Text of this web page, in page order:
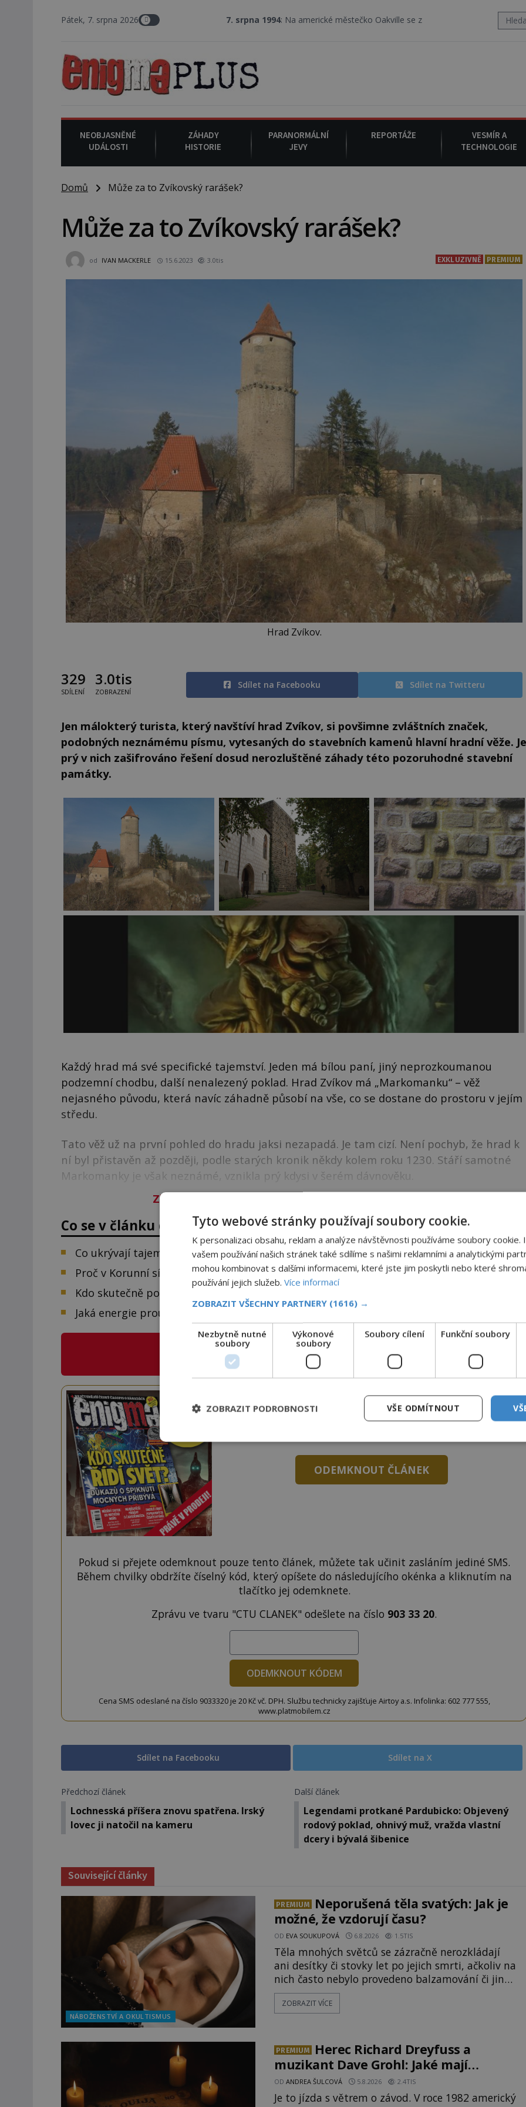
Pátek, 7. srpna 2026 7. srpna 1994: Na americké městečko Oakville se z nebe snáší podivná rosolovitá látka
NEOBJASNĚNÉ
UDÁLOSTI
ZÁHADY
HISTORIE
PARANORMÁLNÍ
JEVY
REPORTÁŽE
VESMÍR A
TECHNOLOGIE
Domů Může za to Zvíkovský rarášek?
Může za to Zvíkovský rarášek?
od IVAN MACKERLE 15.6.2023 3.0tis EXKLUZIVNĚ PREMIUM
Hrad Zvíkov.
329
SDÍLENÍ
3.0tis
ZOBRAZENÍ
Sdílet na Facebooku Sdílet na Twitteru
Jen málokterý turista, který navštíví hrad Zvíkov, si povšimne zvláštních značek,
podobných neznámému písmu, vytesaných do stavebních kamenů hlavní hradní věže. Je
prý v nich zašifrováno řešení dosud nerozluštěné záhady této pozoruhodné stavební
památky.
Každý hrad má své specifické tajemství. Jeden má bílou paní, jiný neprozkoumanou
podzemní chodbu, další nenalezený poklad. Hrad Zvíkov má „Markomanku“ – věž
nejasného původu, která navíc záhadně působí na vše, co se dostane do prostoru v jejím
středu.
Tato věž už na první pohled do hradu jaksi nezapadá. Je tam cizí. Není pochyb, že hrad k
ní byl přistavěn až později, podle starých kronik někdy kolem roku 1230. Stáří samotné
Markomanky je však neznámé, vznikla prý kdysi v šerém dávnověku.
Zbývá vám 90
Co se v článku dozvíte:
Co ukrývají tajemné značky ve zdech Markomanky?
Proč v Korunní síni turistům selhávají přístroje?
Kdo skutečně postavil záhadnou věž na Zvíkově?
Jaká energie proudí středem věže na Zvíkově?
CO NABÍZÍ ENIGMAPLUS PREMIUM?
čtenářem aodemknětesi tento
itisíce dalších skvělých článků.
ODEMKNOUT ČLÁNEK
Pokud si přejete odemknout pouze tento článek, můžete tak učinit zasláním jediné SMS.
Během chvilky obdržíte číselný kód, který opíšete do následujícího okénka a kliknutím na
tlačítko jej odemknete.
Zprávu ve tvaru "CTU CLANEK" odešlete na číslo 903 33 20.
ODEMKNOUT KÓDEM
Cena SMS odeslané na číslo 9033320 je 20 Kč vč. DPH. Službu technicky zajišťuje Airtoy a.s. Infolinka: 602 777 555,
www.platmobilem.cz
Sdílet na Facebooku Sdílet na X
Předchozí článek
Lochnesská příšera znovu spatřena. Irský
lovec ji natočil na kameru
Další článek
Legendami protkané Pardubicko: Objevený
rodový poklad, ohnivý muž, vražda vlastní
dcery i bývalá šibenice
Související články
NÁBOŽENSTVÍ A OKULTISMUS
PREMIUM
Neporušená těla svatých: Jak je
možné, že vzdorují času?
OD EVA SOUKUPOVÁ 6.8.2026 1.5TIS
Těla mnohých světců se zázračně nerozkládají
ani desítky či stovky let po jejich smrti, ačkoliv na
nich často nebylo provedeno balzamování či jiné
pokusy o konzervaci. Neporušené ostatky bývají
považovány za důkaz svatosti zemřelých. Jaké
Milosrdných
ZOBRAZIT VÍCE
PREMIUM
Herec Richard Dreyfuss a
muzikant Dave Grohl: Jaké mají
paranormální zážitky?
ODANDREA ŠULCOVÁ 5.8.2026 2.4TIS
Je to jízda s větrem o závod. V roce 1982 americký
Tyto webové stránky používají soubory cookie.
K personalizaci obsahu, reklam a analýze návštěvnosti používáme soubory cookie.
vašem používání našich stránek také sdílíme s našimi reklamními a analytickými
mohou kombinovat s dalšími informacemi, které jste jim poskytli nebo které
používání jejich služeb. Více informací
ZOBRAZIT VŠECHNY PARTNERY (1616) →
Nezbytně nutné
soubory
Výkonové
soubory
Soubory cílení Funkční soubory
VŠE ODMÍTNOUT
ZOBRAZIT PODROBNOSTI